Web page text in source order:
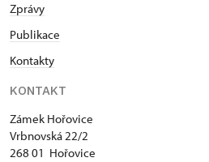
Zprávy
Publikace
Kontakty
KONTAKT
Zámek Hořovice
Vrbnovská 22/2
268 01 Hořovice